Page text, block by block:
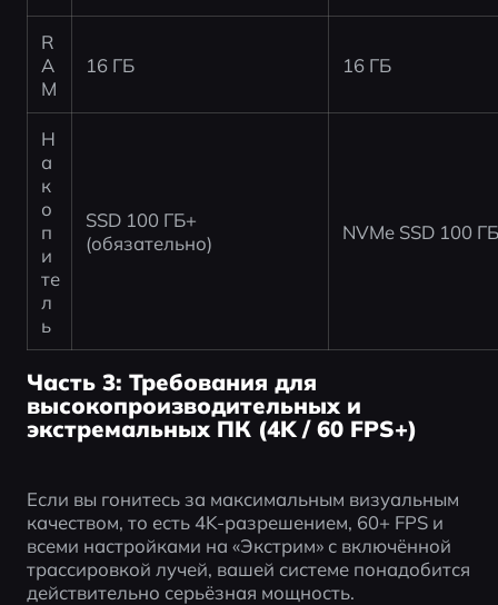
R
A
M
16 ГБ 16 ГБ
Н
а
к
о
п
и
те
л
ь
SSD 100 ГБ+
(обязательно)
NVMe SSD 100
Часть 3: Требования для
высокопроизводительных и
экстремальных ПК (4K / 60 FPS+)
Если вы гонитесь за максимальным визуальным
качеством, то есть 4K-разрешением, 60+ FPS и
всеми настройками на «Экстрим» с включённой
трассировкой лучей, вашей системе понадобится
действительно серьёзная мощность.